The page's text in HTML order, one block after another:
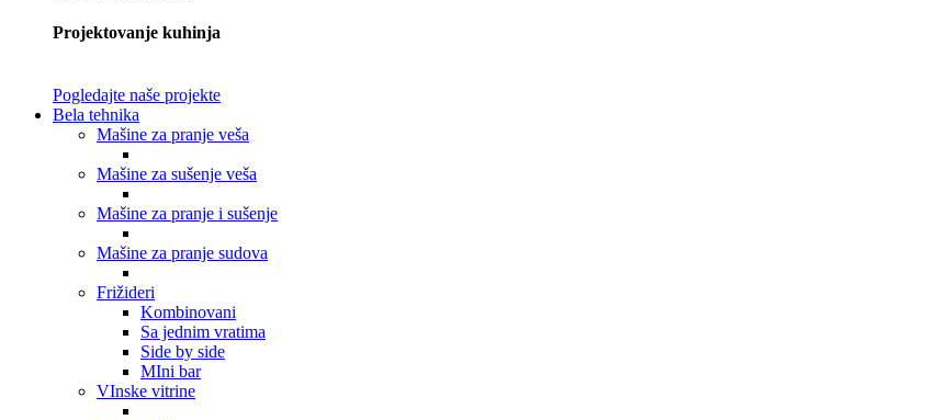
Projektovanje kuhinja
Pogledajte naše projekte
Bela tehnika
Mašine za pranje veša
Mašine za sušenje veša
Mašine za pranje i sušenje
Mašine za pranje sudova
Frižideri
Kombinovani
Sa jednim vratima
Side by side
MIni bar
VInske vitrine